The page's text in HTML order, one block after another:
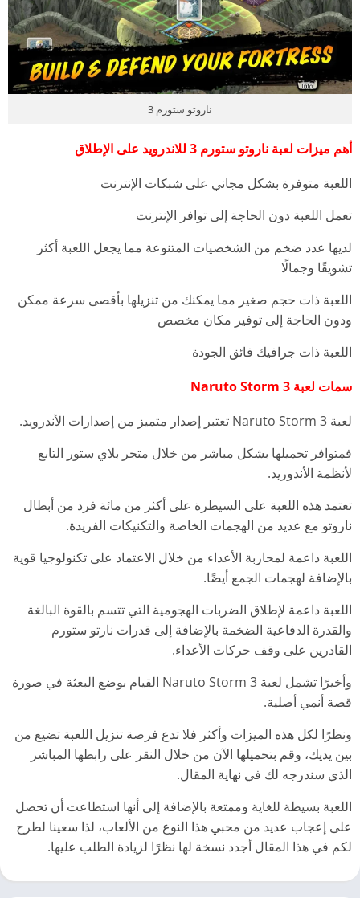
ناروتو ستورم 3
أهم ميزات لعبة ناروتو ستورم 3 للاندرويد على الإطلاق
اللعبة متوفرة بشكل مجاني على شبكات الإنترنت
تعمل اللعبة دون الحاجة إلى توافر الإنترنت
لديها عدد ضخم من الشخصيات المتنوعة مما يجعل اللعبة أكثر
تشويقًا وجمالًا
اللعبة ذات حجم صغير مما يمكنك من تنزيلها بأقصى سرعة ممكن
ودون الحاجة إلى توفير مكان مخصص
اللعبة ذات جرافيك فائق الجودة
سمات لعبة Naruto Storm 3
لعبة Naruto Storm 3 تعتبر إصدار متميز من إصدارات الأندرويد.
فمتوافر تحميلها بشكل مباشر من خلال متجر بلاي ستور التابع
لأنظمة الأندوريد.
تعتمد هذه اللعبة على السيطرة على أكثر من مائة فرد من أبطال
ناروتو مع عديد من الهجمات الخاصة والتكنيكات الفريدة.
اللعبة داعمة لمحاربة الأعداء من خلال الاعتماد على تكنولوجيا قوية
بالإضافة لهجمات الجمع أيضًا.
اللعبة داعمة لإطلاق الضربات الهجومية التي تتسم بالقوة البالغة
والقدرة الدفاعية الضخمة بالإضافة إلى قدرات نارتو ستورم
القادرين على وقف حركات الأعداء.
وأخيرًا تشمل لعبة Naruto Storm 3 القيام بوضع البعثة في صورة
قصة أنمي أصلية.
ونظرًا لكل هذه الميزات وأكثر فلا تدع فرصة تنزيل اللعبة تضيع من
بين يديك، وقم بتحميلها الآن من خلال النقر على رابطها المباشر
الذي سندرجه لك في نهاية المقال.
اللعبة بسيطة للغاية وممتعة بالإضافة إلى أنها استطاعت أن تحصل
على إعجاب عديد من محبي هذا النوع من الألعاب، لذا سعينا لطرح
لكم في هذا المقال أجدد نسخة لها نظرًا لزيادة الطلب عليها.